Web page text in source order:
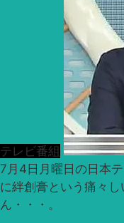
テレビ番組
7月4日月曜日の日本
に絆創膏という痛々
ん・・・。